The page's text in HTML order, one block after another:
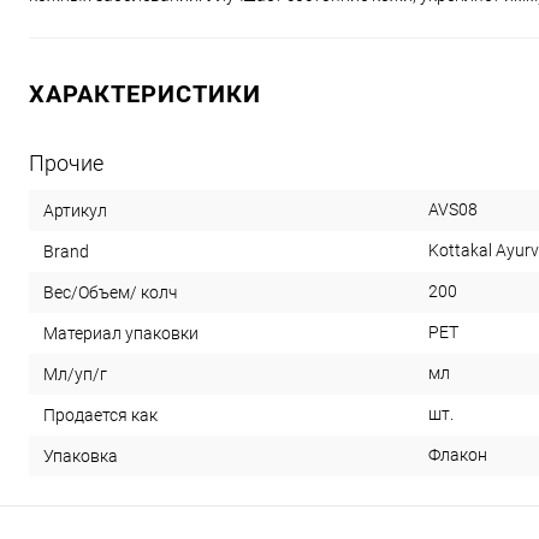
ХАРАКТЕРИСТИКИ
Прочие
Артикул AVS08
Brand Kottakal
Вес/Объем/ колч 200
Материал упаковки PET
Мл/уп/г мл
Продается как шт.
Упаковка Флакон